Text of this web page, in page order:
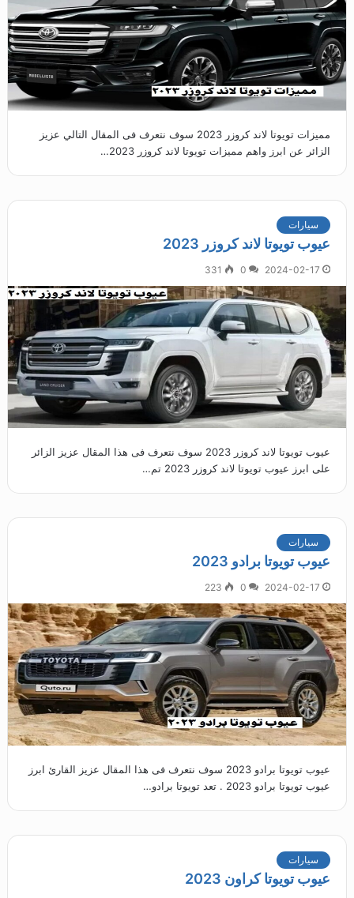
مميزات تويوتا لاند كروزر 2023 سوف نتعرف فى المقال التالي عزيز
الزائر عن ابرز واهم مميزات تويوتا لاند كروزر 2023…
سيارات
عيوب تويوتا لاند كروزر 2023
2024-02-17
0
331
عيوب تويوتا لاند كروزر 2023 سوف نتعرف فى هذا المقال عزيز الزائر
على ابرز عيوب تويوتا لاند كروزر 2023 تم…
سيارات
عيوب تويوتا برادو 2023
2024-02-17
0
223
عيوب تويوتا برادو 2023 سوف نتعرف فى هذا المقال عزيز القارئ ابرز
عيوب تويوتا برادو 2023 . تعد تويوتا برادو…
سيارات
عيوب تويوتا كراون 2023